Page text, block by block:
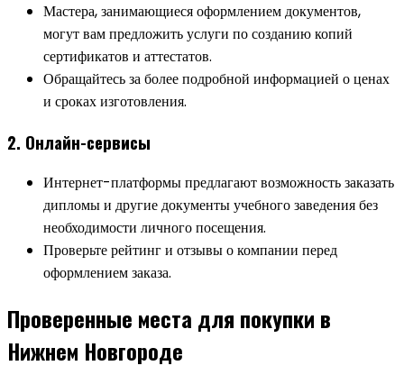
Мастера, занимающиеся оформлением документов,
могут вам предложить услуги по созданию копий
сертификатов и аттестатов.
Обращайтесь за более подробной информацией о ценах
и сроках изготовления.
2. Онлайн-сервисы
Интернет-платформы предлагают возможность заказать
дипломы и другие документы учебного заведения без
необходимости личного посещения.
Проверьте рейтинг и отзывы о компании перед
оформлением заказа.
Проверенные места для покупки в
Нижнем Новгороде